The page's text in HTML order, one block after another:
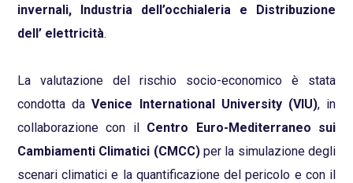
invernali, Industria dell’occhialeria e Distribuzione
dell’ elettricità.
La valutazione del rischio socio-economico è stata
condotta daVenice International University (VIU), in
collaborazione con il Centro Euro-Mediterraneo sui
Cambiamenti Climatici (CMCC)per la simulazione degli
scenari climatici e la quantificazione del pericolo e con il